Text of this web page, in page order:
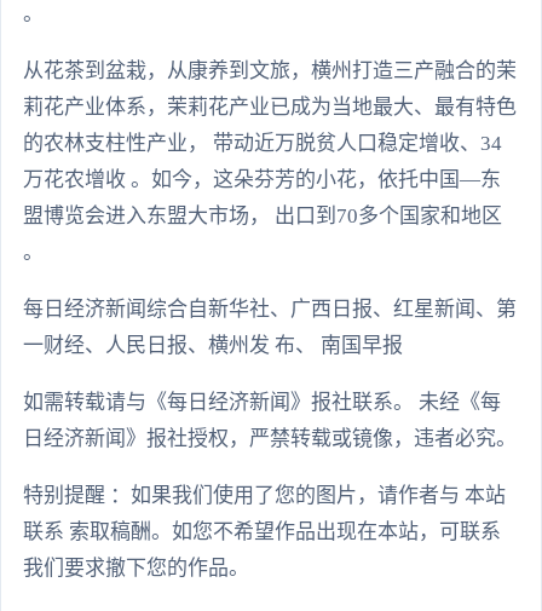
。
从花茶到盆栽，从康养到文旅，横州打造三产融合的茉
莉花产业体系，茉莉花产业已成为当地最大、最有特色
的农林支柱性产业， 带动近万脱贫人口稳定增收、34
万花农增收 。如今，这朵芬芳的小花，依托中国—东
盟博览会进入东盟大市场， 出口到70多个国家和地区
。
每日经济新闻综合自新华社、广西日报、红星新闻、第
一财经、人民日报、横州发 布、 南国早报
如需转载请与《每日经济新闻》报社联系。 未经《每
日经济新闻》报社授权，严禁转载或镜像，违者必究。
特别提醒 ：如果我们使用了您的图片，请作者与 本站
联系 索取稿酬。如您不希望作品出现在本站，可联系
我们要求撤下您的作品。